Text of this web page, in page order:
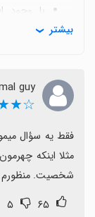
با وجود
پاسخ‌های
می‌کند و
کاربران
طبیعی‌تر
گزینه‌های
بیشتر
guy
شخصیت. منظورم اینه نشونه‌ای
۶۵ ۵